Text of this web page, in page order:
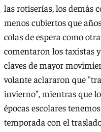
las rotiserías, los demás
menos cubiertos que
colas de espera como
comentaron los taxistas
claves de mayor
volante aclararon que
invierno", mientras que
épocas escolares
temporada con el